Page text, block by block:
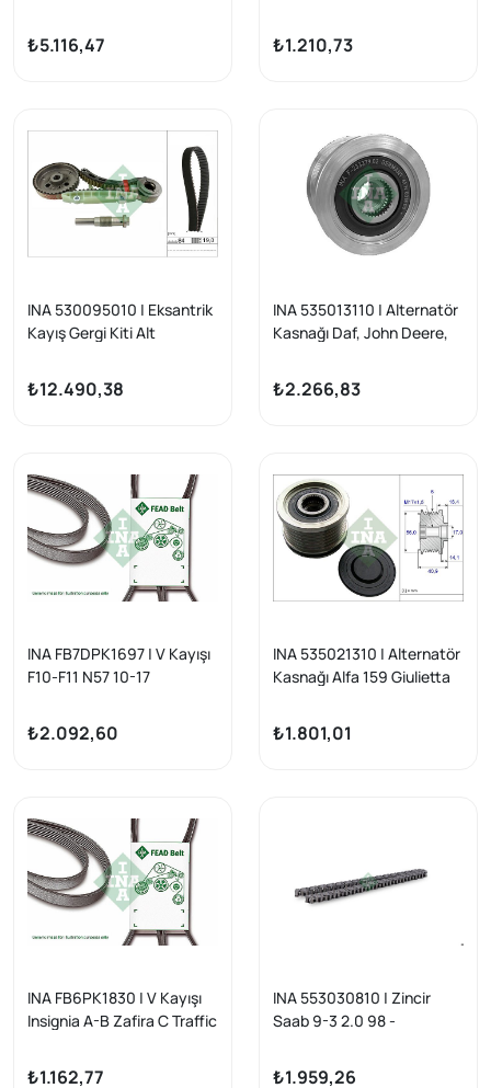
E60-E61-F10-F11-E63 Lcı-
E64 Lcı-7F01-F02-X6 E71
₺5.116,47
00-18
₺1.210,73
INA 530095010 | Eksantrik
Kayış Gergi Kiti Alt
Mondeo 1.8 TDCI 07-13
₺12.490,38
INA 535013110 | Alternatör
Kasnağı Daf, John Deere,
₺2.266,83
INA FB7DPK1697 | V Kayışı
F10-F11 N57 10-17
₺2.092,60
INA 535021310 | Alternatör
Kasnağı Alfa 159 Giulietta
₺1.801,01
INA FB6PK1830 | V Kayışı
Insignia A-B Zafira C Traffic
₺1.162,77
INA 553030810 | Zincir
Saab 9-3 2.0 98 -
₺1.959,26